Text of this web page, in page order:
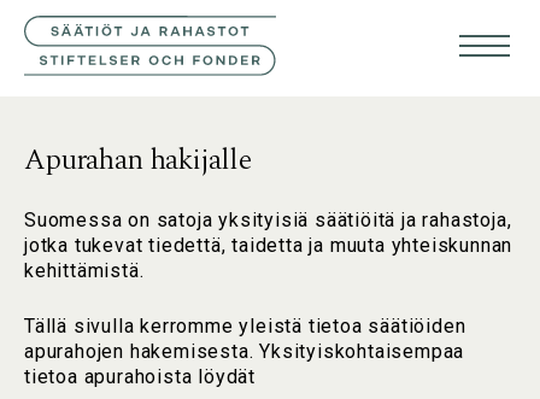
SVE
ENG
Apurahan hakijalle
Suomessa on satoja yksityisiä säätiöitä ja rahastoja,
jotka tukevat tiedettä, taidetta ja muuta yhteiskunnan
kehittämistä.
Tällä sivulla kerromme yleistä tietoa säätiöiden
apurahojen hakemisesta. Yksityiskohtaisempaa
tietoa apurahoista löydät